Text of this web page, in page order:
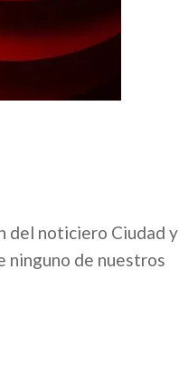
del noticiero Ciudad y
ninguno de nuestros